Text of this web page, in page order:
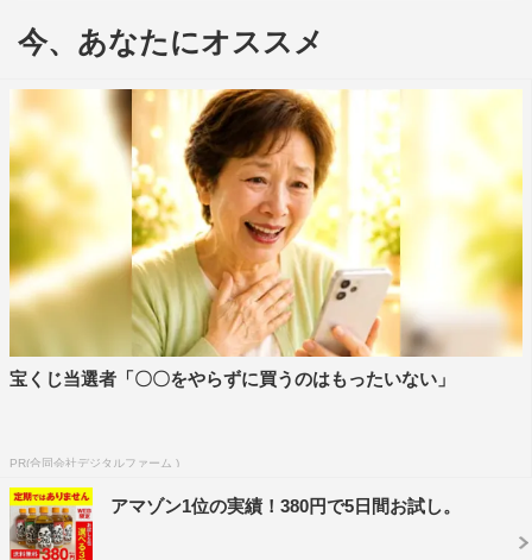
て大変だったろうと思います。今日は忘れられない日にな
りました」と話した。
シェイクスピアの作品に初挑戦となる神山は「初めてか
かわらせていただいて、今回膨大なせりふの量で、やるこ
ともいっぱいあり、稽古中は共演者、スタッフの皆さんに
支えられてきた部分があったので、本番ではイアーゴーを
しっかり務めて１か月間走り抜けて。見てくださった皆さ
んに“こいつ嫌い！”って思えてもらえるような、でも人間
味も出せて感情移入できるようなイアーゴーを出せていた
だけたら」と意気込みを語った。
演。
今、あなたにオススメ
宝くじ当選者「〇〇をやらずに買うのはもったいない」
PR(合同会社デジタルファーム )
アマゾン1位の実績！380円で5日間お試し。